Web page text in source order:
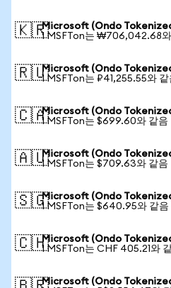
🇰🇷Microsoft (Ondo
1 MSFTon는 ₩706,042.68
🇷🇺Microsoft (Ondo
1 MSFTon는 ₽41,255.55와 같
🇨🇦Microsoft (Ondo
1 MSFTon는 $699.60와 같음
🇦🇺Microsoft (Ondo
1 MSFTon는 $709.63와 같음
🇸🇬Microsoft (Ondo
1 MSFTon는 $640.95와 같음
🇨🇭Microsoft (Ondo
1 MSFTon는 CHF 405.21와
Microsoft (Ondo